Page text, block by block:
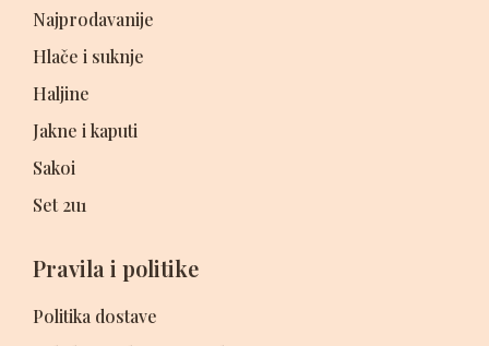
Najprodavanije
Hlače i suknje
Haljine
Jakne i kaputi
Sakoi
Set 2u1
Pravila i politike
Politika dostave